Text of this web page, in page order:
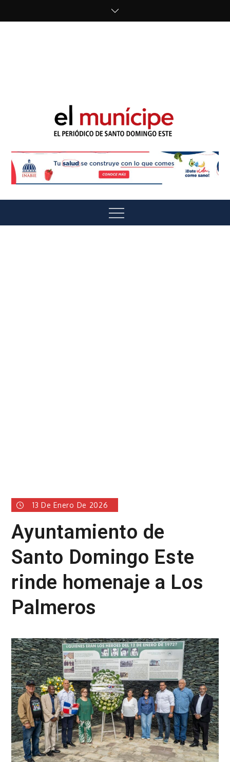
El Munícipe
Menu
13 De Enero De 2026
Ayuntamiento de
Santo Domingo Este
rinde homenaje a Los
Palmeros